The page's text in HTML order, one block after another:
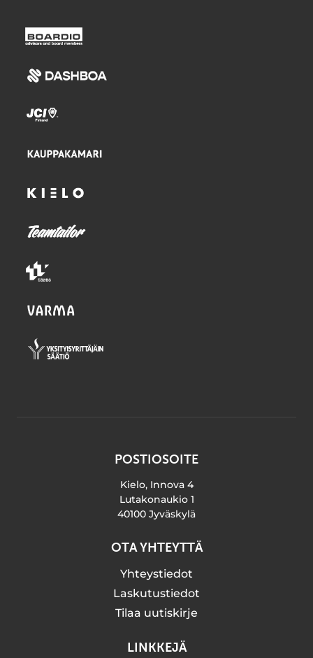
POSTIOSOITE
Kielo, Innova 4
Lutakonaukio 1
40100 Jyväskylä
OTA YHTEYTTÄ
Yhteystiedot
Laskutustiedot
Tilaa uutiskirje
LINKKEJÄ